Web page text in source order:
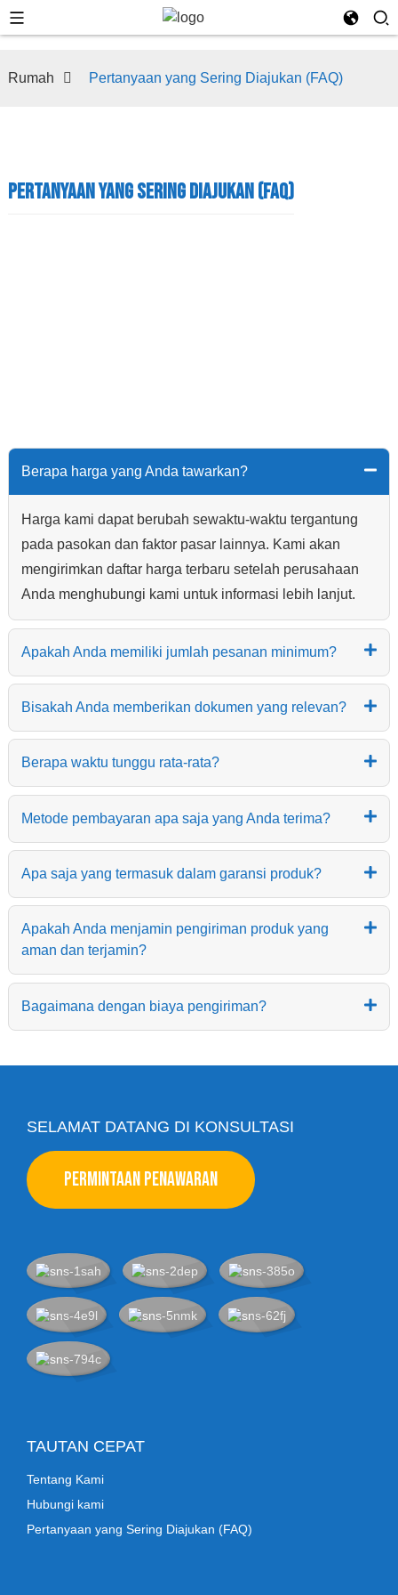
Rumah Pertanyaan yang Sering Diajukan (FAQ)
PERTANYAAN YANG SERING DIAJUKAN (FAQ)
Berapa harga yang Anda tawarkan?
Harga kami dapat berubah sewaktu-waktu tergantung
pada pasokan dan faktor pasar lainnya. Kami akan
mengirimkan daftar harga terbaru setelah perusahaan
Anda menghubungi kami untuk informasi lebih lanjut.
Apakah Anda memiliki jumlah pesanan minimum?
Bisakah Anda memberikan dokumen yang relevan?
Berapa waktu tunggu rata-rata?
Metode pembayaran apa saja yang Anda terima?
Apa saja yang termasuk dalam garansi produk?
Apakah Anda menjamin pengiriman produk yang
aman dan terjamin?
Bagaimana dengan biaya pengiriman?
SELAMAT DATANG DI KONSULTASI
PERMINTAAN PENAWARAN
TAUTAN CEPAT
Tentang Kami
Hubungi kami
Pertanyaan yang Sering Diajukan (FAQ)